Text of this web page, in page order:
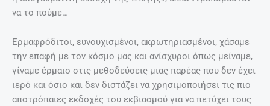
να το πούμε…
Ερμαφρόδιτοι, ευνουχισμένοι, ακρωτηριασμένοι, χάσαμε
την επαφή με τον κόσμο μας και ανίσχυροι όπως μείναμε,
γίναμε έρμαιο στις μεθοδεύσεις μιας παρέας που δεν έχει
ιερό και όσιο και δεν διστάζει να χρησιμοποιήσει τις πιο
αποτρόπαιες εκδοχές του εκβιασμού για να πετύχει τους